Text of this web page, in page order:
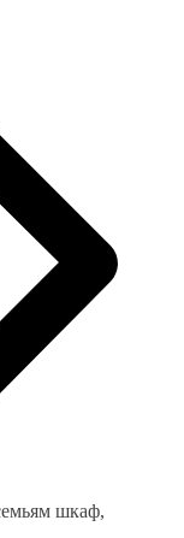
шкаф,